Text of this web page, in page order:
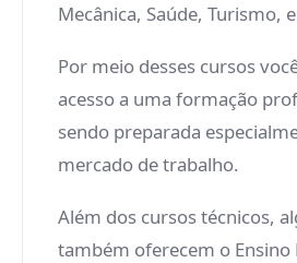
Mecânica, Saúde, Turismo,
Por meio desses cursos
acesso a uma formação
sendo preparada
mercado de trabalho.
Além dos cursos técnicos,
também oferecem o Ensino